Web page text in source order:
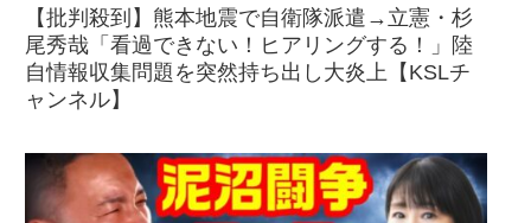
【批判殺到】熊本地震で自衛隊派遣→立憲・杉
尾秀哉「看過できない！ヒアリングする！」陸
自情報収集問題を突然持ち出し大炎上【KSLチ
ャンネル】